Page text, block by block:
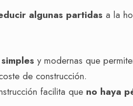
algunas partidas a la
simples y modernas que
de construcción.
facilita que no haya